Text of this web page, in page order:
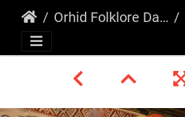
Orhid Folklore Days, Macedonia 2018